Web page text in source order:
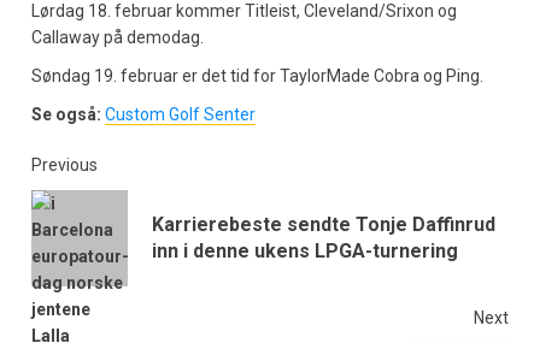
Lørdag 18. februar kommer Titleist, Cleveland/Srixon og
Callaway på demodag.
Søndag 19. februar er det tid for TaylorMade Cobra og Ping.
Se også: Custom Golf Senter
Previous
Karrierebeste sendte Tonje Daffinrud
inn i denne ukens LPGA-turnering
Next